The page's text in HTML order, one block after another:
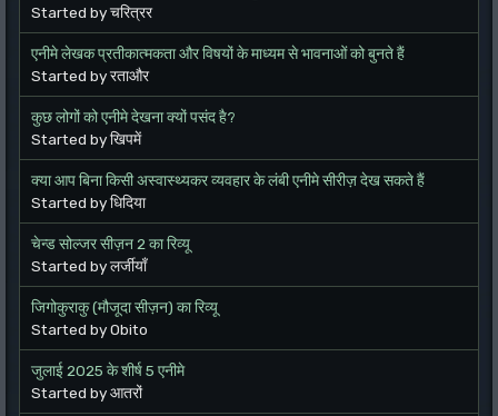
Started by चरित्रर
एनीमे लेखक प्रतीकात्मकता और विषयों के माध्यम से भावनाओं को बुनते हैं
Started by रताऔर
कुछ लोगों को एनीमे देखना क्यों पसंद है?
Started by खिपमें
क्या आप बिना किसी अस्वास्थ्यकर व्यवहार के लंबी एनीमे सीरीज़ देख सकते हैं
Started by धिदिया
चेन्ड सोल्जर सीज़न 2 का रिव्यू
Started by लर्जीयाँ
जिगोकुराकु (मौजूदा सीज़न) का रिव्यू
Started by Obito
जुलाई 2025 के शीर्ष 5 एनीमे
Started by आतरों